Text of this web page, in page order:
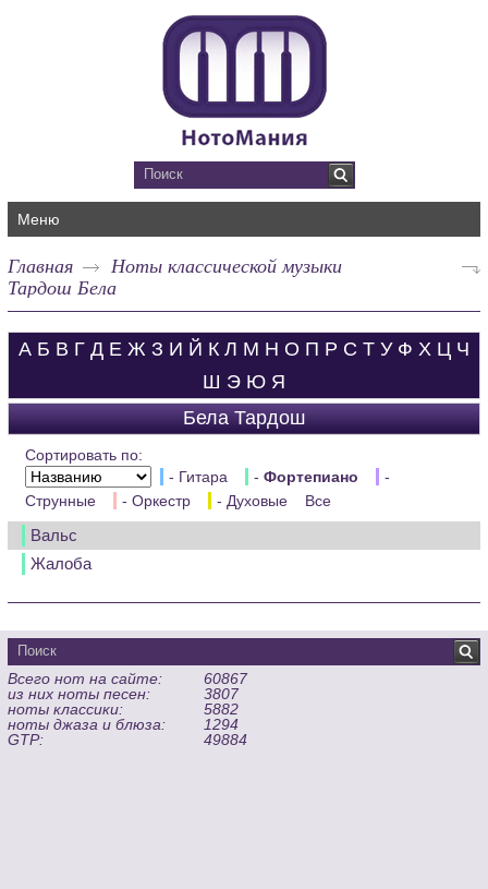
Меню
Главная
Ноты классической музыки
Тардош Бела
А Б В Г Д Е Ж З И Й К Л М Н О П Р С Т У Ф Х Ц Ч
Ш Э Ю Я
Бела Тардош
Сортировать по:
- Гитара
-Фортепиано
-
Струнные
- Оркестр - Духовые Все
Вальс
Жалоба
Всего нот на сайте:
60867
из них ноты песен:
3807
ноты классики:
5882
ноты джаза и блюза:
1294
GTP:
49884